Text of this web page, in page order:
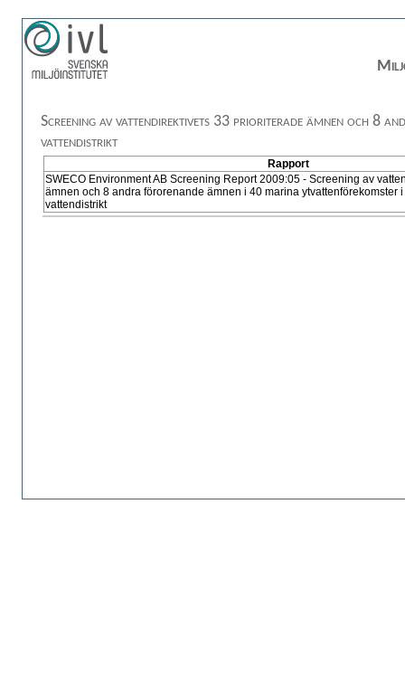
Screening av vattendirektivets 33 prioriterade ämnen och 8
vattendistrikt
Rapport
SWECO Environment AB Screening Report 2009:05 - Screening av
ämnen och 8 andra förorenande ämnen i 40 marina ytvattenförekomster
vattendistrikt